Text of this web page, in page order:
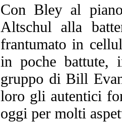
Con Bley al
Altschul alla
frantumato in
in poche battute,
gruppo di Bill
loro gli autentici
oggi per molti